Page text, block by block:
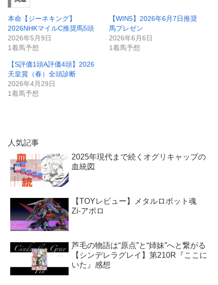
本命【ジーネキング】
2026NHKマイルC推奨馬5頭
2026年5月9日
1着馬予想
【WIN5】2026年6月7日推奨
馬プレゼン
2026年6月6日
1着馬予想
【S評価1頭A評価4頭】2026
天皇賞（春）全頭診断
2026年4月29日
1着馬予想
人気記事
2025年現代まで続くオグリキャップの
血統図
【TOYレビュー】メタルロボット魂
Zi-アポロ
芦毛の物語は“原点”と“姉妹”へと繋がる
【シンデレラグレイ】第210R『ここに
いた』感想